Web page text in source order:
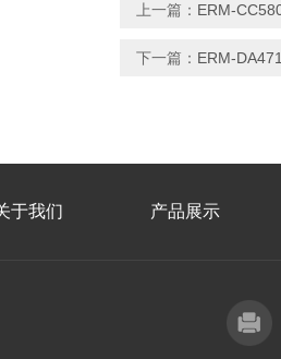
上一篇： ERM-
下一篇： ERM-
于我们 产品展示